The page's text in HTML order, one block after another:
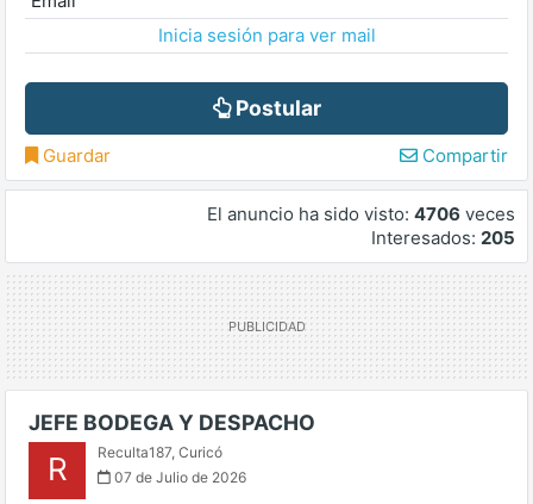
Inicia sesión para ver mail
Postular
Guardar Compartir
El anuncio ha sido visto: 4706 veces
Interesados: 205
JEFE BODEGA Y DESPACHO
R Reculta187, Curicó
07 de Julio de 2026